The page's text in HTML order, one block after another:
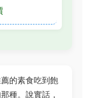
的素食吃到飽
種。說實話，